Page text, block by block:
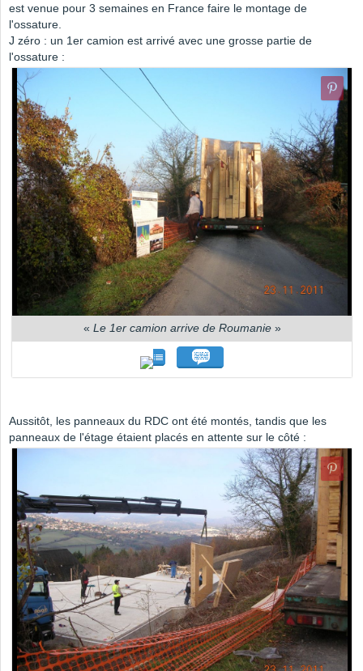
est venue pour 3 semaines en France faire le montage de
l'ossature.
J zéro : un 1er camion est arrivé avec une grosse partie de
l'ossature :
« Le 1er camion arrive de Roumanie»
Aussitôt, les panneaux du RDC ont été montés, tandis que les
panneaux de l'étage étaient placés en attente sur le côté :